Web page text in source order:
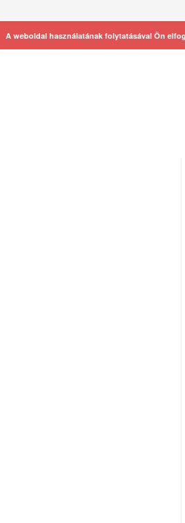
A weboldal használatának folytatásával Ön